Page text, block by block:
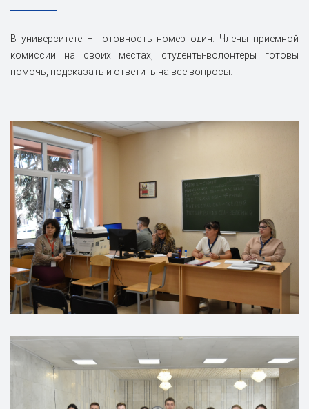
В университете – готовность номер один. Члены приемной
комиссии на своих местах, студенты-волонтёры готовы
помочь, подсказать и ответить на все вопросы.